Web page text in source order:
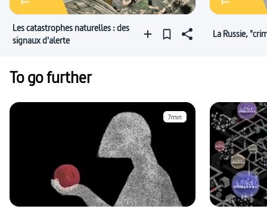
Les catastrophes naturelles : des
signaux d'alerte
La Russie,
To go further
7min